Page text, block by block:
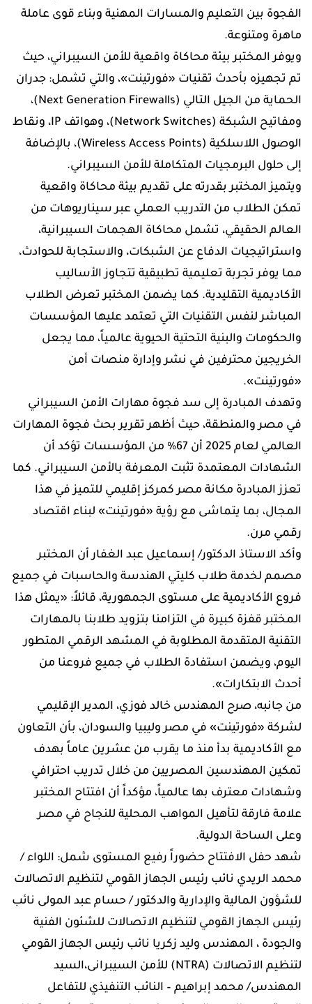
الفجوة بين التعليم والمسارات المهنية وبناء قوى عاملة
ماهرة ومتنوعة.
ويوفر المختبر بيئة محاكاة واقعية للأمن السيبراني، حيث
تم تجهيزه بأحدث تقنيات «فورتينت»، والتي تشمل: جدران
الحماية من الجيل التالي (Next Generation Firewalls)،
ومفاتيح الشبكة (Network Switches)، وهواتف IP، ونقاط
الوصول اللاسلكية (Wireless Access Points)، بالإضافة
إلى حلول البرمجيات المتكاملة للأمن السيبراني.
ويتميز المختبر بقدرته على تقديم بيئة محاكاة واقعية
تمكن الطلاب من التدريب العملي عبر سيناريوهات من
العالم الحقيقي، تشمل محاكاة الهجمات السيبرانية،
واستراتيجيات الدفاع عن الشبكات، والاستجابة للحوادث،
مما يوفر تجربة تعليمية تطبيقية تتجاوز الأساليب
الأكاديمية التقليدية. كما يضمن المختبر تعرض الطلاب
المباشر لنفس التقنيات التي تعتمد عليها المؤسسات
والحكومات والبنية التحتية الحيوية عالمياً، مما يجعل
الخريجين محترفين في نشر وإدارة منصات أمن
«فورتينت».
وتهدف المبادرة إلى سد فجوة مهارات الأمن السيبراني
في مصر والمنطقة، حيث أظهر تقرير بحث فجوة المهارات
العالمي لعام 2025 أن 67% من المؤسسات تؤكد أن
الشهادات المعتمدة تثبت المعرفة بالأمن السيبراني. كما
تعزز المبادرة مكانة مصر كمركز إقليمي للتميز في هذا
المجال، بما يتماشى مع رؤية «فورتينت» لبناء اقتصاد
رقمي مرن.
وأكد الاستاذ الدكتور/ إسماعيل عبد الغفار أن المختبر
مصمم لخدمة طلاب كليتي الهندسة والحاسبات في جميع
فروع الأكاديمية على مستوى الجمهورية، قائلاً: «يمثل هذا
المختبر قفزة كبيرة في التزامنا بتزويد طلابنا بالمهارات
التقنية المتقدمة المطلوبة في المشهد الرقمي المتطور
اليوم، ويضمن استفادة الطلاب في جميع فروعنا من
أحدث الابتكارات».
من جانبه، صرح المهندس خالد فوزي، المدير الإقليمي
لشركة «فورتينت» في مصر وليبيا والسودان، بأن التعاون
مع الأكاديمية بدأ منذ ما يقرب من عشرين عاماً بهدف
تمكين المهندسين المصريين من خلال تدريب احترافي
وشهادات معترف بها عالمياً، مؤكداً أن افتتاح المختبر
علامة فارقة لتأهيل المواهب المحلية للنجاح في مصر
وعلى الساحة الدولية.
شهد حفل الافتتاح حضوراً رفيع المستوى شمل: اللواء /
محمد الريدي نائب رئيس الجهاز القومي لتنظيم الاتصالات
للشؤون المالية والإدارية والدكتور / حسام عبد المولى نائب
رئيس الجهاز القومي لتنظيم الاتصالات للشئون الفنية
والجودة ، المهندس وليد زكريا نائب رئيس الجهاز القومي
لتنظيم الاتصالات (NTRA) للأمن السيبرانى،السيد
المهندس/ محمد إبراهيم – النائب التنفيذي للتفاعل